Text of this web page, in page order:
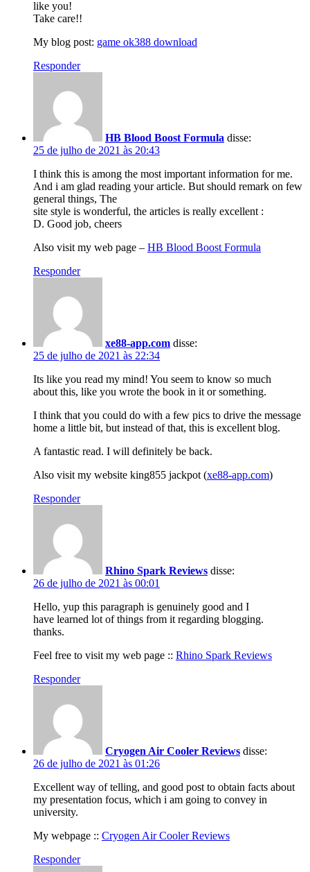
like you!
Take care!!
My blog post: game ok388 download
Responder
HB Blood Boost Formula disse:
25 de julho de 2021 às 20:43
I think this is among the most important information for me.
And i am glad reading your article. But should remark on few
general things, The
site style is wonderful, the articles is really excellent :
D. Good job, cheers
Also visit my web page – HB Blood Boost Formula
Responder
xe88-app.com disse:
25 de julho de 2021 às 22:34
Its like you read my mind! You seem to know so much
about this, like you wrote the book in it or something.
I think that you could do with a few pics to drive the message
home a little bit, but instead of that, this is excellent blog.
A fantastic read. I will definitely be back.
Also visit my website king855 jackpot (xe88-app.com)
Responder
Rhino Spark Reviews disse:
26 de julho de 2021 às 00:01
Hello, yup this paragraph is genuinely good and I
have learned lot of things from it regarding blogging.
thanks.
Feel free to visit my web page :: Rhino Spark Reviews
Responder
Cryogen Air Cooler Reviews disse:
26 de julho de 2021 às 01:26
Excellent way of telling, and good post to obtain facts about
my presentation focus, which i am going to convey in
university.
My webpage :: Cryogen Air Cooler Reviews
Responder